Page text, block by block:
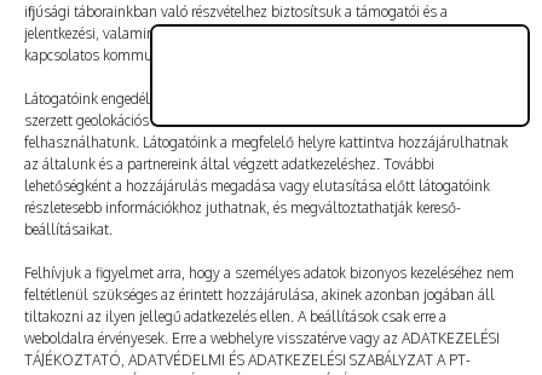
ifjúsági táborainkban való részvételhez biztosítsuk a támogatói és a
jelentkezési, valamint a számlázási feltételeket és a táborszervezéssel
kapcsolatos kommunikációt.
Látogatóink engedélyével mi és a partnereink eszközleolvasásos módszerrel
szerzett geolokációs adatokat és azonosítási információkat is
felhasználhatunk. Látogatóink a megfelelő helyre kattintva hozzájárulhatnak
az általunk és a partnereink által végzett adatkezeléshez. További
lehetőségként a hozzájárulás megadása vagy elutasítása előtt látogatóink
részletesebb információkhoz juthatnak, és megváltoztathatják kereső-
beállításaikat.
Felhívjuk a figyelmet arra, hogy a személyes adatok bizonyos kezeléséhez nem
feltétlenül szükséges az érintett hozzájárulása, akinek azonban jogában áll
tiltakozni az ilyen jellegű adatkezelés ellen. A beállítások csak erre a
weboldalra érvényesek. Erre a webhelyre visszatérve vagy az ADATKEZELÉSI
TÁJÉKOZTATÓ, ADATVÉDELMI ÉS ADATKEZELÉSI SZABÁLYZAT A PT-
A nevem, e-mail-címem, és weboldalcímem mentése
a böngészőben a következő hozzászólásomhoz.